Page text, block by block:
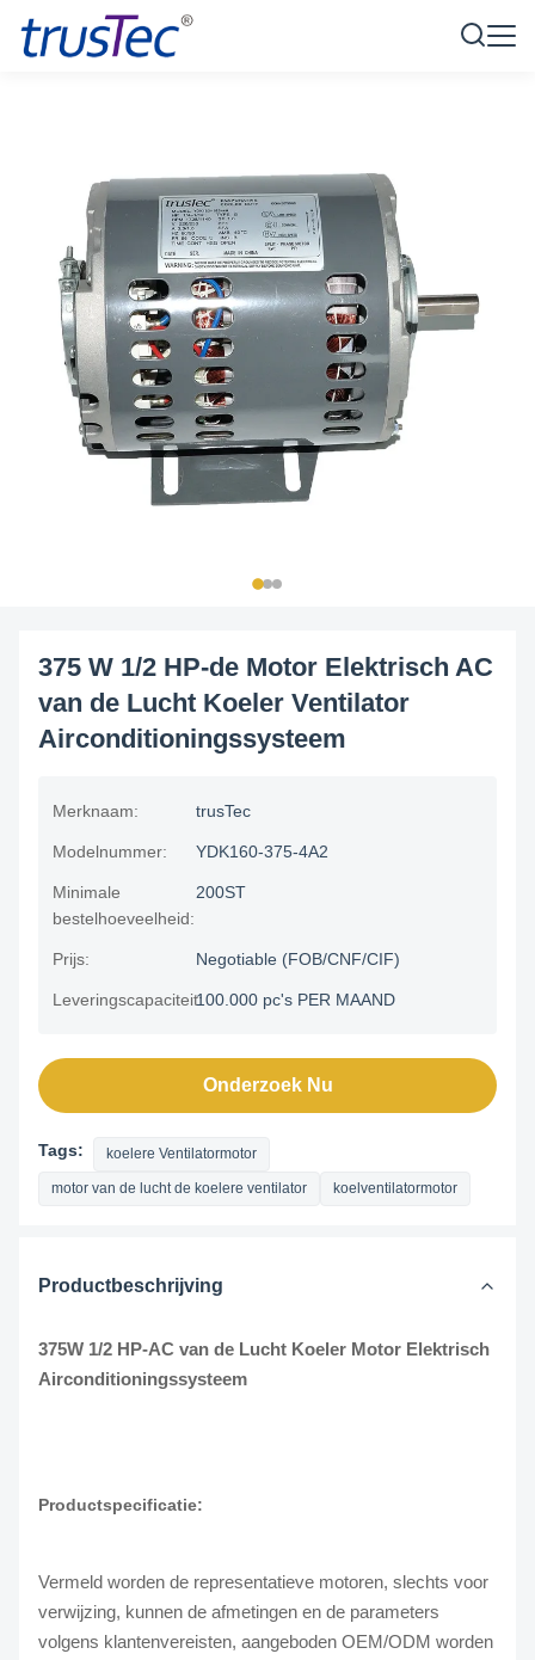
375 W 1/2 HP-de Motor Elektrisch AC
van de Lucht Koeler Ventilator
Airconditioningssysteem
Merknaam: trusTec
Modelnummer: YDK160-375-4A2
Minimale
bestelhoeveelheid:
200ST
Prijs: Negotiable (FOB/CNF/CIF)
Leveringscapaciteit:100.000 pc's PER MAAND
Onderzoek Nu
Tags: koelere Ventilatormotor
motor van de lucht de koelere ventilator koelventilatormotor
Productbeschrijving
375W 1/2 HP-AC van de Lucht Koeler Motor Elektrisch
Airconditioningssysteem
Productspecificatie:
Vermeld worden de representatieve motoren, slechts voor
verwijzing, kunnen de afmetingen en de parameters
volgens klantenvereisten, aangeboden OEM/ODM worden